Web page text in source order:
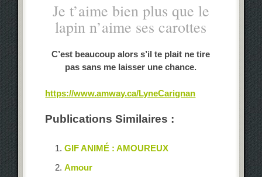
Je t’aime bien plus que le
lapin n’aime ses carottes
C’est beaucoup alors s’il te plait ne tire
pas sans me laisser une chance.
https://www.amway.ca/LyneCarignan
Publications Similaires :
GIF ANIMÉ : AMOUREUX
Amour